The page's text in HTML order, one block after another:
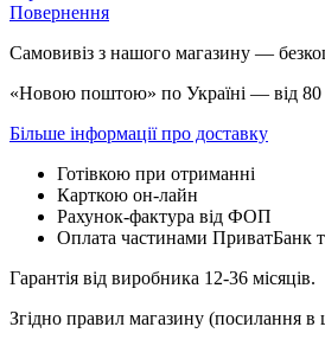
Повернення
Самовивіз з нашого магазину —
«Новою поштою» по Україні — від 80
Більше інформації про доставку
Готівкою при отриманні
Карткою он-лайн
Рахунок-фактура від ФОП
Оплата частинами ПриватБанк
Гарантія від виробника 12-36 місяців.
Згідно правил магазину (посилання в